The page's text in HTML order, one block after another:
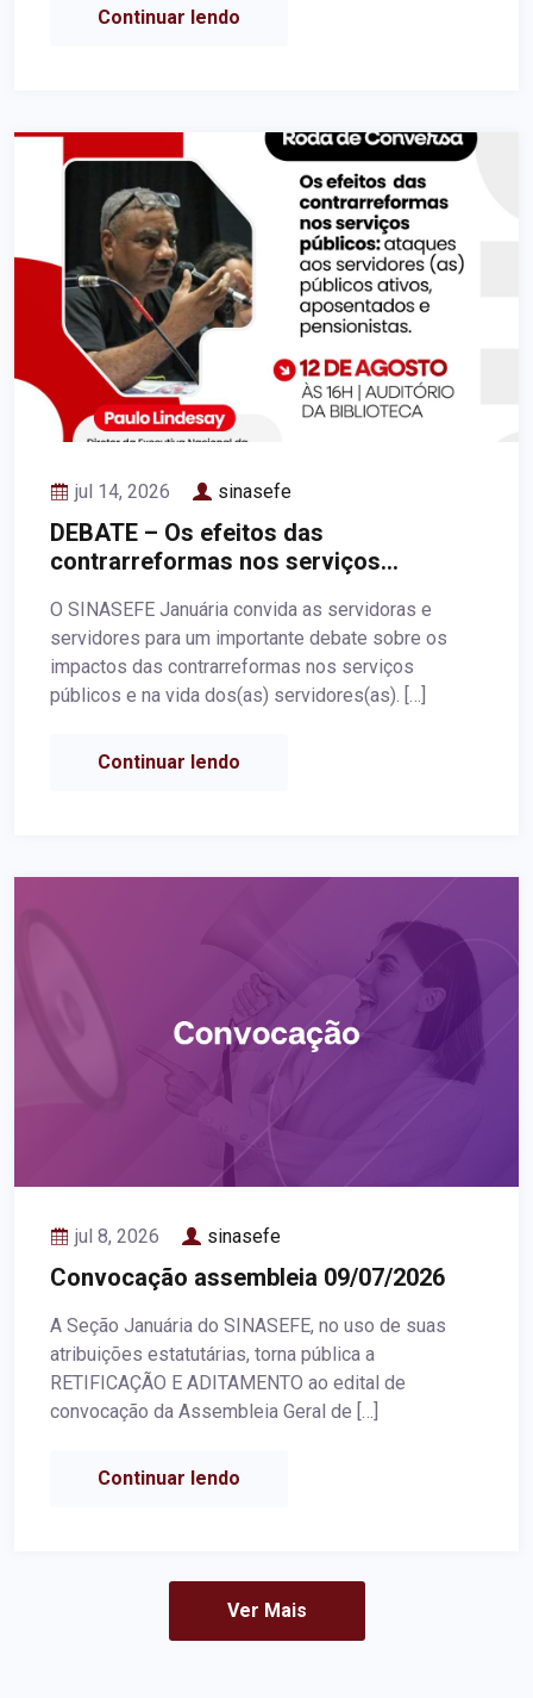
Continuar lendo
jul 14, 2026 sinasefe
DEBATE – Os efeitos das
contrarreformas nos serviços
públicos ativos, aposentados e
pensionistas
O SINASEFE Januária convida as servidoras e
servidores para um importante debate sobre os
impactos das contrarreformas nos serviços
públicos e na vida dos(as) servidores(as). […]
Continuar lendo
jul 8, 2026 sinasefe
Convocação assembleia 09/07/2026
A Seção Januária do SINASEFE, no uso de suas
atribuições estatutárias, torna pública a
RETIFICAÇÃO E ADITAMENTO ao edital de
convocação da Assembleia Geral de […]
Continuar lendo
Ver Mais